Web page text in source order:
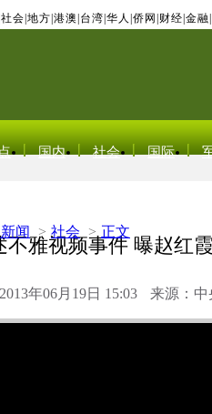
社会 地方 港澳 台湾 华人 侨网 财经 金融
国内 社会 国际
闻 > 社会 > 正文
不雅视频事件 曝赵红
年06月19日 15:03 来源：中